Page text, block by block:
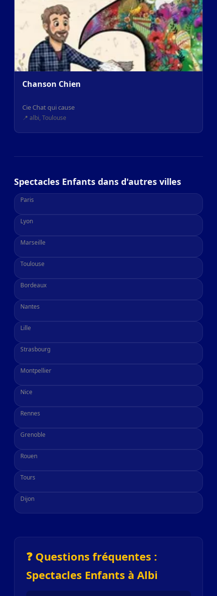
Chanson Chien
Cie Chat qui cause
📍 albi, Toulouse
Spectacles Enfants dans d'autres villes
Paris
Lyon
Marseille
Toulouse
Bordeaux
Nantes
Lille
Strasbourg
Montpellier
Nice
Rennes
Grenoble
Rouen
Tours
Dijon
❓ Questions fréquentes :
Spectacles Enfants à Albi